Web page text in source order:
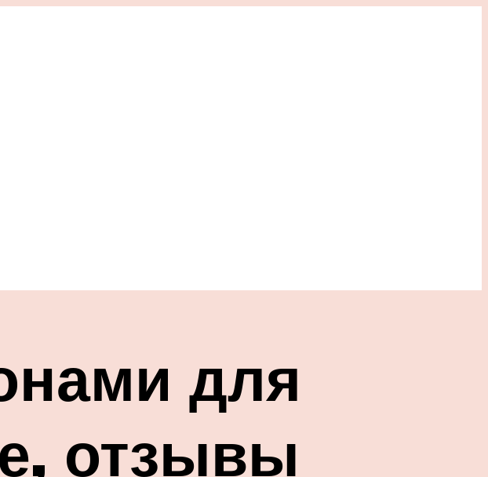
для
отзывы